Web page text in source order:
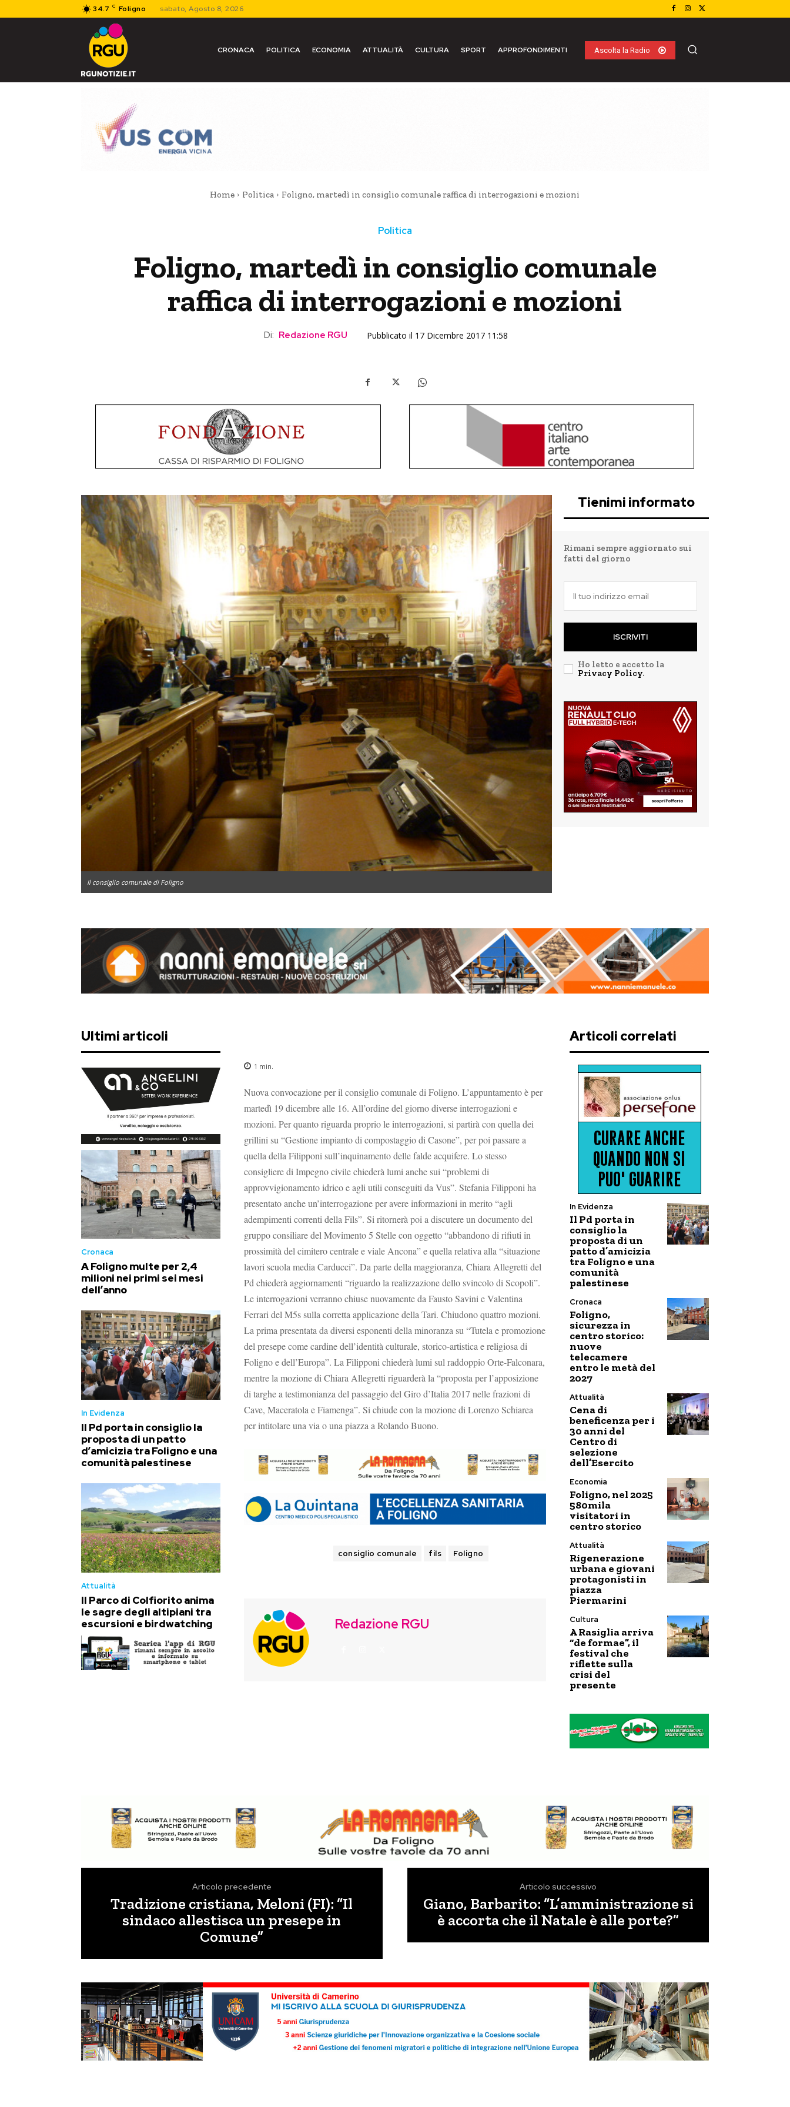
34.7 C Foligno sabato, Agosto 8, 2026
CRONACA POLITICA ECONOMIA ATTUALITÀ CULTURA SPORT APPROFONDIMENTI Ascolta la Radio
Home Politica Foligno, martedì in consiglio comunale raffica di interrogazioni e mozioni
Politica
Foligno, martedì in consiglio comunale
raffica di interrogazioni e mozioni
Di: Redazione RGU Pubblicato il 17 Dicembre 2017 11:58
Il consiglio comunale di Foligno
Tienimi informato
Rimani sempre aggiornato sui
fatti del giorno
ISCRIVITI
Ho letto e accetto la
Privacy Policy.
Ultimi articoli
Cronaca
A Foligno multe per 2,4
milioni nei primi sei mesi
dell’anno
In Evidenza
Il Pd porta in consiglio la
proposta di un patto
d’amicizia tra Foligno e una
comunità palestinese
Attualità
Il Parco di Colfiorito anima
le sagre degli altipiani tra
escursioni e birdwatching
1 min.
Nuova convocazione per il consiglio comunale di Foligno. L’appuntamento è per
martedì 19 dicembre alle 16. All’ordine del giorno diverse interrogazioni e
mozioni. Per quanto riguarda proprio le interrogazioni, si partirà con quella dei
grillini su “Gestione impianto di compostaggio di Casone”, per poi passare a
quella della Filipponi sull’inquinamento delle falde acquifere. Lo stesso
consigliere di Impegno civile chiederà lumi anche sui “problemi di
approvvigionamento idrico e agli utili conseguiti da Vus”. Stefania Filipponi ha
presentato anche un’interrogazione per avere informazioni in merito “agli
adempimenti correnti della Fils”. Si ritornerà poi a discutere un documento del
gruppo consiliare del Movimento 5 Stelle con oggetto “abbandono di rifiuti in
prossimità del cimitero centrale e viale Ancona” e quella relativa alla “situazione
lavori scuola media Carducci”. Da parte della maggioranza, Chiara Allegretti del
Pd chiederà aggiornamenti “riguardo la realizzazione dello svincolo di Scopoli”.
Le interrogazioni verranno chiuse nuovamente da Fausto Savini e Valentina
Ferrari del M5s sulla corretta applicazione della Tari. Chiudono quattro mozioni.
La prima presentata da diversi esponenti della minoranza su “Tutela e promozione
del presepe come cardine dell’identità culturale, storico-artistica e religiosa di
Foligno e dell’Europa”. La Filipponi chiederà lumi sul raddoppio Orte-Falconara,
mentre la mozione di Chiara Allegretti riguarderà la “proposta per l’apposizione
di targhe a testimonianza del passaggio del Giro d’Italia 2017 nelle frazioni di
Cave, Maceratola e Fiamenga”. Si chiude con la mozione di Lorenzo Schiarea
per intitolare una via o una piazza a Rolando Buono.
consiglio comunale fils Foligno
Redazione RGU
Articoli correlati
In Evidenza
Il Pd porta in
consiglio la
proposta di un
patto d’amicizia
tra Foligno e una
comunità
palestinese
Cronaca
Foligno,
sicurezza in
centro storico:
nuove
telecamere
entro le metà del
2027
Attualità
Cena di
beneficenza per i
30 anni del
Centro di
selezione
dell’Esercito
Economia
Foligno, nel 2025
580mila
visitatori in
centro storico
Attualità
Rigenerazione
urbana e giovani
protagonisti in
piazza
Piermarini
Cultura
A Rasiglia arriva
“de formae”, il
festival che
riflette sulla
crisi del
presente
Articolo precedente
Tradizione cristiana, Meloni (FI): “Il
sindaco allestisca un presepe in
Comune”
Articolo successivo
Giano, Barbarito: “L’amministrazione si
è accorta che il Natale è alle porte?”